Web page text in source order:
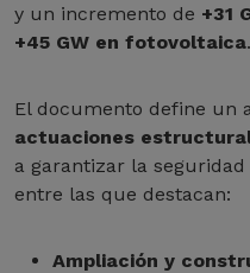
y un incremento de +31
+45 GW en fotovoltaica.
El documento define un
actuaciones
a garantizar la
entre las que destacan:
Ampliación y